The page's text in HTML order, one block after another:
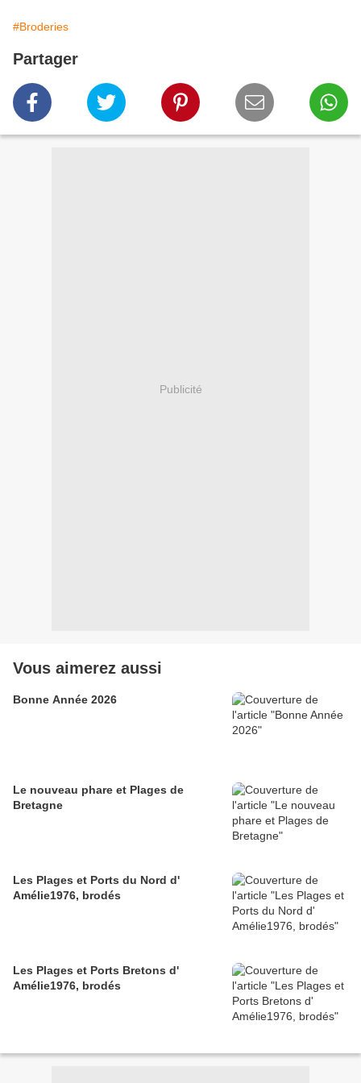
#Broderies
Partager
Publicité
Vous aimerez aussi
Bonne Année 2026
Le nouveau phare et Plages de
Bretagne
Les Plages et Ports du Nord d'
Amélie1976, brodés
Les Plages et Ports Bretons d'
Amélie1976, brodés